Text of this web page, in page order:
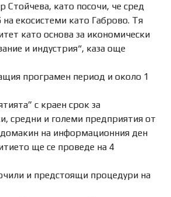
Стойчева, като посочи, че сред
екосистеми като Габрово. Тя
като основа за икономически
и индустрия“, каза още
програмен период и около 1
с краен срок за
средни и големи предприятия от
на информационния ден
ще се проведе на 4
и предстоящи процедури на